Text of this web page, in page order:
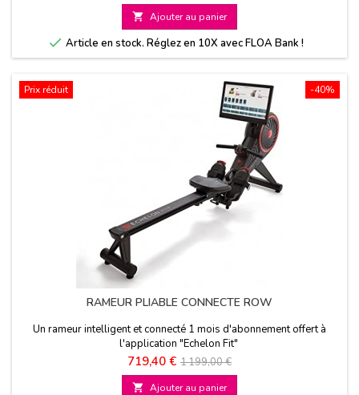
de
base
 Ajouter au panier
 Article en stock. Réglez en 10X avec FLOA Bank !
-40%
Prix réduit
RAMEUR PLIABLE CONNECTE ROW
Un rameur intelligent et connecté 1 mois d'abonnement offert à
l'application "Echelon Fit"
Prix
719,40 € Prix
de
1 199,00 €
 Ajouter au panier